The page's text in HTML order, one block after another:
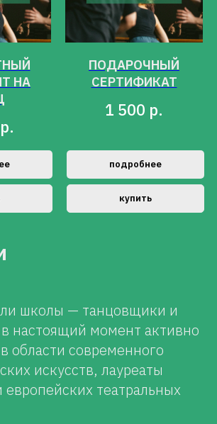
НА
р.
ПОДАРОЧНЫЙ
СЕРТИФИКАТ
1 500 р.
подробнее
купить
школы — танцовщики и
настоящий момент активно
области современного
искусств, лауреаты
европейских театральных